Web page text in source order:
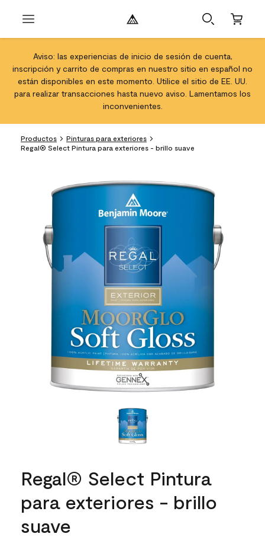
Aviso: las experiencias de inicio de sesión de cuenta,
inscripción y carrito de compras en nuestro sitio en español no
están disponibles en este momento. Utilice el sitio de EE. UU.
para realizar transacciones hasta nuevo aviso. Lamentamos los
inconvenientes.
Productos
Pinturas para exteriores
Regal® Select Pintura para exteriores - brillo suave
Regal® Select Pintura
para exteriores - brillo
suave